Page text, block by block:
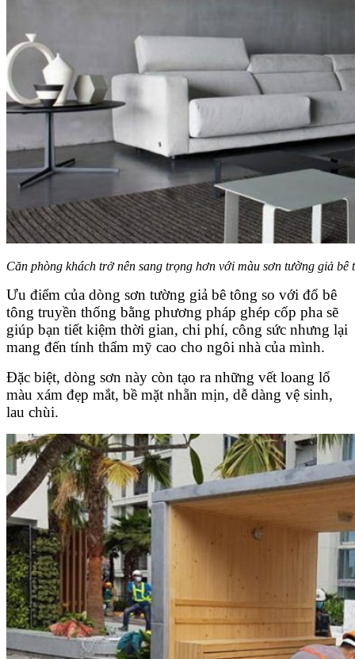
Căn phòng khách trở nên sang trọng hơn với màu sơn tường giả
Ưu điểm của dòng sơn tường giả bê tông so với đổ bê
tông truyền thống bằng phương pháp ghép cốp pha sẽ
giúp bạn tiết kiệm thời gian, chi phí, công sức nhưng lại
mang đến tính thẩm mỹ cao cho ngôi nhà của mình.
Đặc biệt, dòng sơn này còn tạo ra những vết loang lổ
màu xám đẹp mắt, bề mặt nhẵn mịn, dễ dàng vệ sinh,
lau chùi.